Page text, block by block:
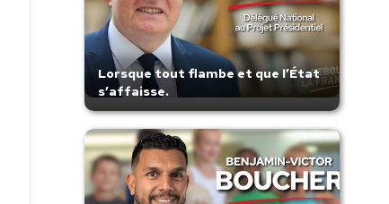
Lorsque tout flambe et que l’État
s’affaisse.